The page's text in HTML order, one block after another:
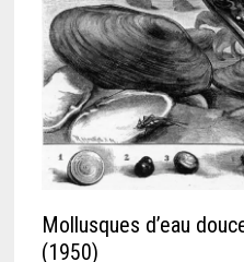
Mollusques d’eau
(1950)